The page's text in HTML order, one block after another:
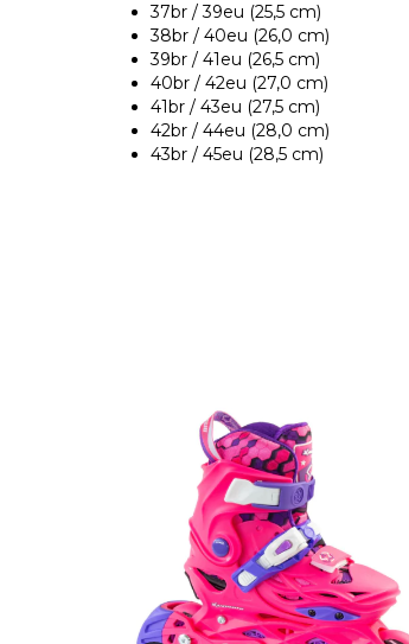
37br / 39eu (25,5 cm)
38br / 40eu (26,0 cm)
39br / 41eu (26,5 cm)
40br / 42eu (27,0 cm)
41br / 43eu (27,5 cm)
42br / 44eu (28,0 cm)
43br / 45eu (28,5 cm)